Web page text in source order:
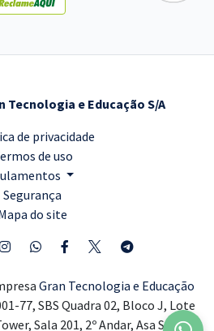
Tecnologia e Educação S/A
de privacidade
de uso
Segurança
do site
Gran Tecnologia e Educação
77, SBS Quadra 02, Bloco J, Lote
Sala 201, 2º Andar, Asa Sul,